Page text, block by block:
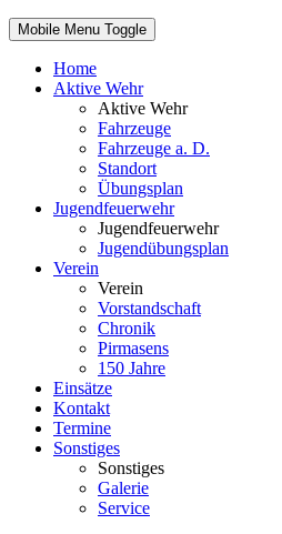
Mobile Menu Toggle
Home
Aktive Wehr
Aktive Wehr
Fahrzeuge
Fahrzeuge a. D.
Standort
Übungsplan
Jugendfeuerwehr
Jugendfeuerwehr
Jugendübungsplan
Verein
Verein
Vorstandschaft
Chronik
Pirmasens
150 Jahre
Einsätze
Kontakt
Termine
Sonstiges
Sonstiges
Galerie
Service